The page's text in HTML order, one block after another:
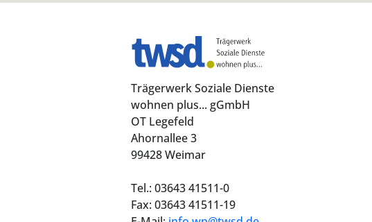
Trägerwerk Soziale Dienste
wohnen plus... gGmbH
OT Legefeld
Ahornallee 3
99428 Weimar
Tel.: 03643 41511-0
Fax: 03643 41511-19